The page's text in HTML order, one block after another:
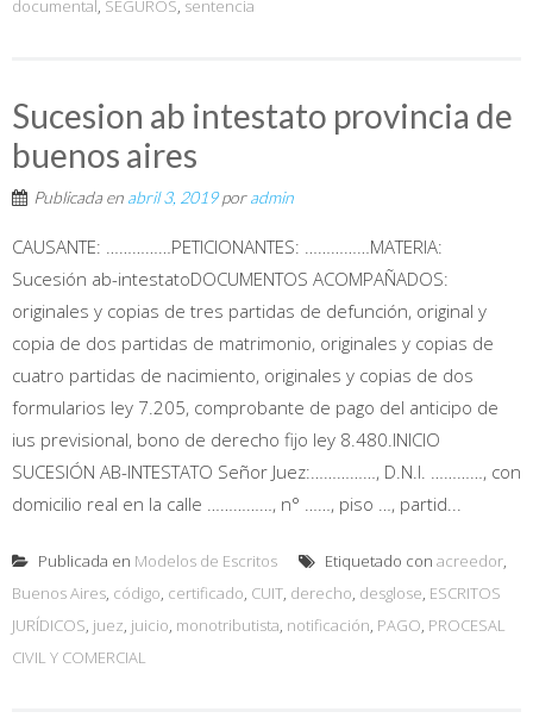
documental, SEGUROS, sentencia
Sucesion ab intestato provincia de
buenos aires
Publicada en abril 3, 2019poradmin
CAUSANTE: ……………PETICIONANTES: ……………MATERIA:
Sucesión ab-intestatoDOCUMENTOS ACOMPAÑADOS:
originales y copias de tres partidas de defunción, original y
copia de dos partidas de matrimonio, originales y copias de
cuatro partidas de nacimiento, originales y copias de dos
formularios ley 7.205, comprobante de pago del anticipo de
ius previsional, bono de derecho fijo ley 8.480.INICIO
SUCESIÓN AB-INTESTATO Señor Juez:……………, D.N.I. …………, con
domicilio real en la calle ……………, n° ……, piso …, partid...
Publicada en Modelos de Escritos Etiquetado con acreedor,
Buenos Aires, código, certificado, CUIT, derecho, desglose, ESCRITOS
JURÍDICOS, juez, juicio, monotributista, notificación, PAGO, PROCESAL
CIVIL Y COMERCIAL